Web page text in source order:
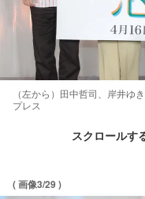
（左から）田中哲司、岸井ゆ
プレス
スクロールす
( 画像3/29 )